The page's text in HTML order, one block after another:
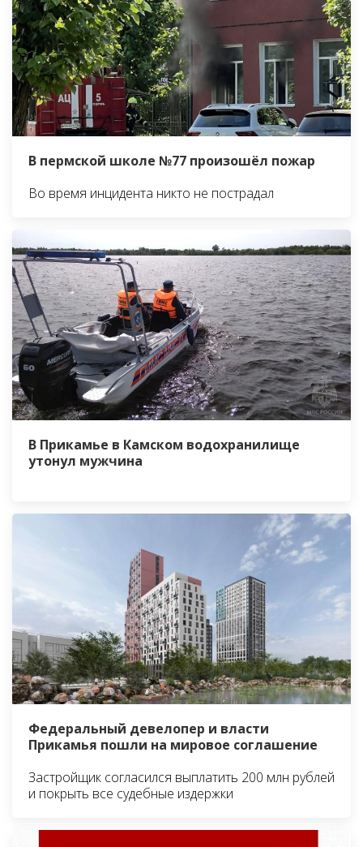
В пермской школе №77 произошёл пожар
Во время инцидента никто не пострадал
В Прикамье в Камском водохранилище
утонул мужчина
Федеральный девелопер и власти
Прикамья пошли на мировое соглашение
Застройщик согласился выплатить 200 млн рублей
и покрыть все судебные издержки